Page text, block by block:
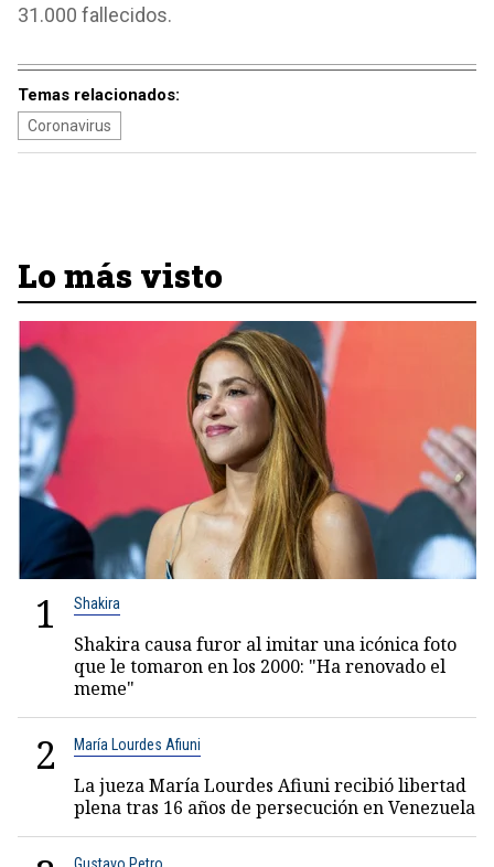
31.000 fallecidos.
Temas relacionados:
Coronavirus
Lo más visto
1 Shakira
Shakira causa furor al imitar una icónica foto
que le tomaron en los 2000: "Ha renovado el
meme"
2 María Lourdes Afiuni
La jueza María Lourdes Afiuni recibió libertad
plena tras 16 años de persecución en Venezuela